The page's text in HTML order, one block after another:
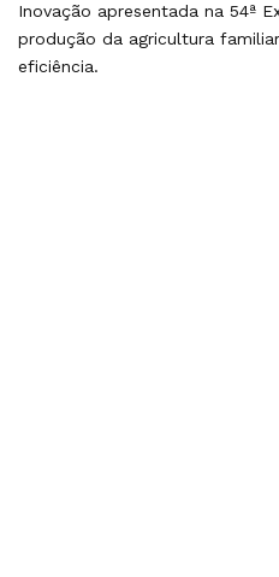
Inovação apresentada na 54ª
produção da agricultura
eficiência.